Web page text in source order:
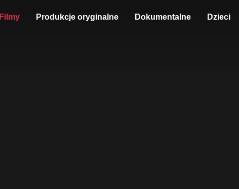
Filmy Produkcje oryginalne Dokumentalne Dzieci